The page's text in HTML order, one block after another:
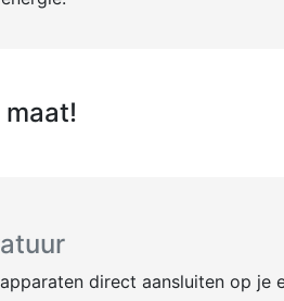
direct aansluiten op je